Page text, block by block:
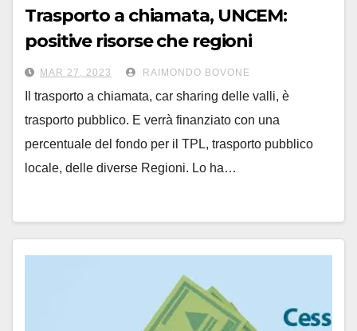
Trasporto a chiamata, UNCEM:
positive risorse che regioni
investiranno per gli ‘Uber della
montagna’
MAR 27, 2023 RAIMONDO BOVONE
Il trasporto a chiamata, car sharing delle valli, è
trasporto pubblico. E verrà finanziato con una
percentuale del fondo per il TPL, trasporto pubblico
locale, delle diverse Regioni. Lo ha…